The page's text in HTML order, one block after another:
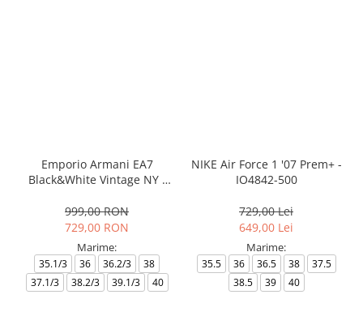
Emporio Armani EA7
Black&White Vintage NY -
999,00 RON
729,00 RON
Marime:
35.1/3 36 36.2/3
38
37.1/3
38.2/3 39.1/3 40
NIKE Air Force 1 '07 Prem+ -
IO4842-500
729,00 Lei
649,00 Lei
Marime:
35.5 36 36.5 38
37.5
38.5
39 40